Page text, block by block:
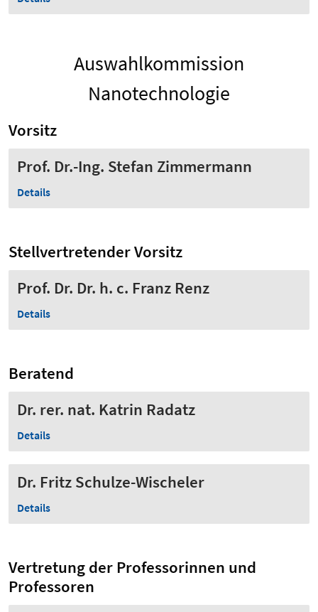
Auswahlkommission
Nanotechnologie
Vorsitz
Prof. Dr.-Ing. Stefan Zimmermann
Details
Stellvertretender Vorsitz
Prof. Dr. Dr. h. c. Franz Renz
Details
Beratend
Dr. rer. nat. Katrin Radatz
Details
Dr. Fritz Schulze-Wischeler
Details
Vertretung der Professorinnen und
Professoren